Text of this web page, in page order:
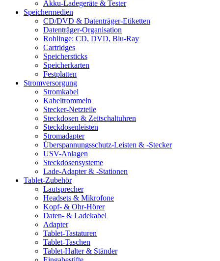
Akku-Ladegeräte & Tester
Speichermedien
CD/DVD & Datenträger-Etiketten
Datenträger-Organisation
Rohlinge: CD, DVD, Blu-Ray
Cartridges
Speichersticks
Speicherkarten
Festplatten
Stromversorgung
Stromkabel
Kabeltrommeln
Stecker-Netzteile
Steckdosen & Zeitschaltuhren
Steckdosenleisten
Stromadapter
Überspannungsschutz-Leisten & -Stecker
USV-Anlagen
Steckdosensysteme
Lade-Adapter & -Stationen
Tablet-Zubehör
Lautsprecher
Headsets & Mikrofone
Kopf- & Ohr-Hörer
Daten- & Ladekabel
Adapter
Tablet-Tastaturen
Tablet-Taschen
Tablet-Halter & Ständer